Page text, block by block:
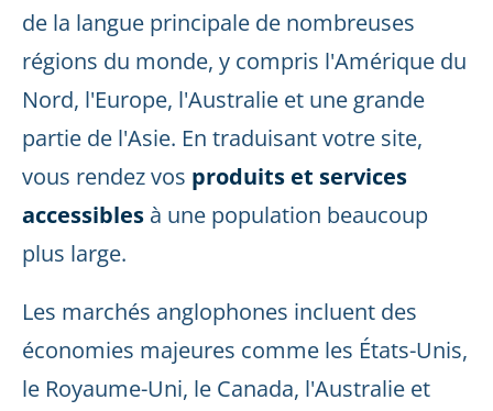
de la langue principale de nombreuses
régions du monde, y compris l'Amérique du
Nord, l'Europe, l'Australie et une grande
partie de l'Asie. En traduisant votre site,
vous rendez vos produits et services
accessibles à une population beaucoup
plus large.
Les marchés anglophones incluent des
économies majeures comme les États-Unis,
le Royaume-Uni, le Canada, l'Australie et